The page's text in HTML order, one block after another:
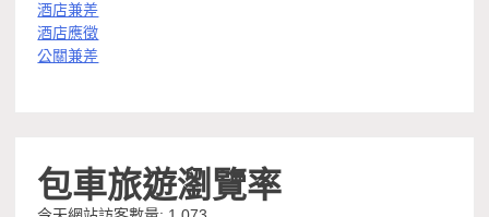
酒店兼差
酒店應徵
公關兼差
包車旅遊瀏覽率